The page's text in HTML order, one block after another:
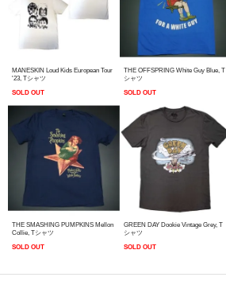
MANESKIN Loud Kids European Tour
'23, Tシャツ
SOLD OUT
THE OFFSPRING White Guy Blue, T
シャツ
SOLD OUT
THE SMASHING PUMPKINS Mellon
Collie, Tシャツ
SOLD OUT
GREEN DAY Dookie Vintage Grey, T
シャツ
SOLD OUT